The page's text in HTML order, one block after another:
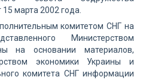
марта 2002 года.
комитетом СНГ на
Министерством
на основании материалов,
экономики Украины и
комитета СНГ информации